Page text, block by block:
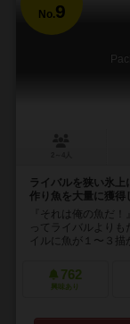
No.9
ライバルを狭い氷
作り魚を大量に獲得
『それは俺の魚だ
ってライバルより
イルに魚が１〜３描
762
興味あり